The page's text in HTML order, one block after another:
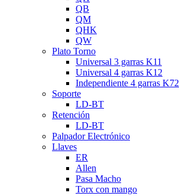
QB
QM
QHK
QW
Plato Torno
Universal 3 garras K11
Universal 4 garras K12
Independiente 4 garras K72
Soporte
LD-BT
Retención
LD-BT
Palpador Electrónico
Llaves
ER
Allen
Pasa Macho
Torx con mango